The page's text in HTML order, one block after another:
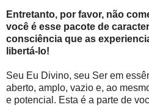
Entretanto, por favor, não
você é esse pacote de
consciência que as
libertá-lo!
Seu Eu Divino, seu Ser em
aberto, amplo, vazio e, ao
e potencial. Esta é a parte de